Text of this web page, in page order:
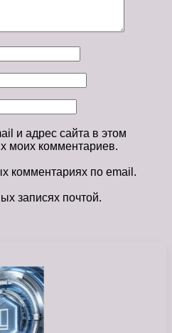
и адрес сайта в этом
моих комментариев.
комментариях по email.
записях почтой.